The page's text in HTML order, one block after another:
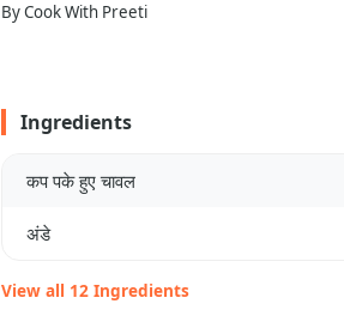
By Cook With Preeti
Ingredients
कप पके हुए चावल
अंडे
View all 12 Ingredients